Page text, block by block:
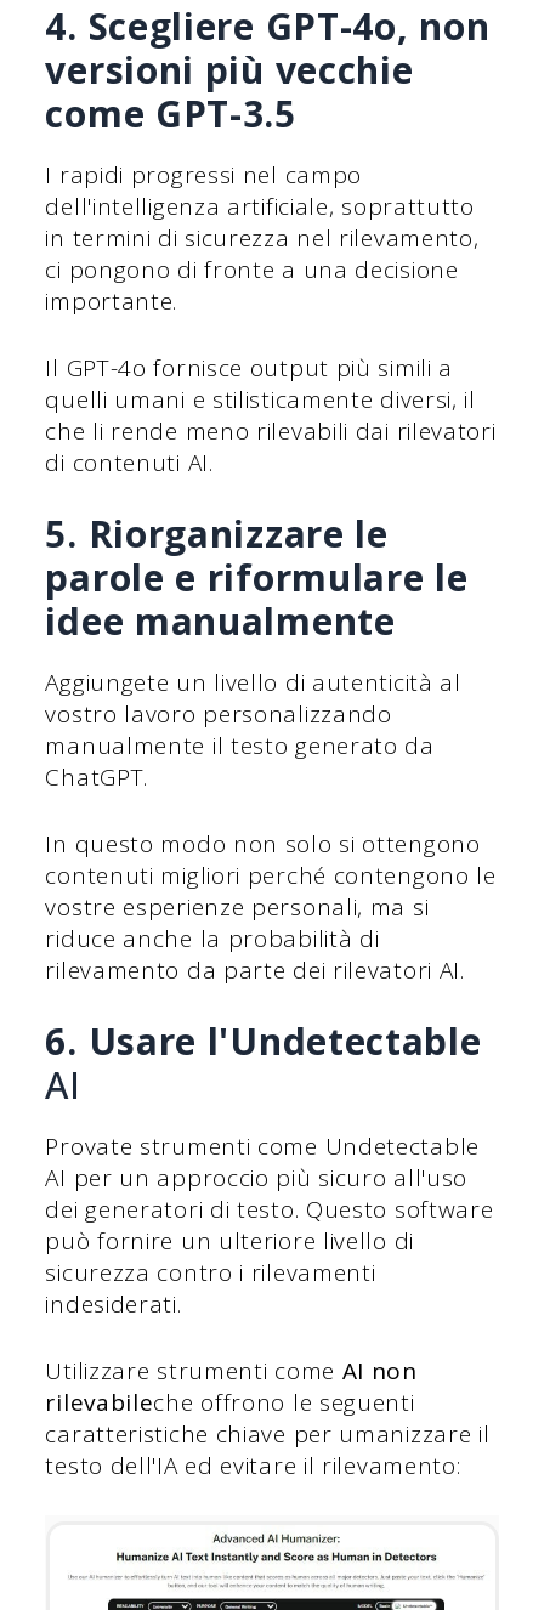
4. Scegliere GPT-4o, non
versioni più vecchie
come GPT-3.5
I rapidi progressi nel campo
dell'intelligenza artificiale, soprattutto
in termini di sicurezza nel rilevamento,
ci pongono di fronte a una decisione
importante.
Il GPT-4o fornisce output più simili a
quelli umani e stilisticamente diversi, il
che li rende meno rilevabili dai rilevatori
di contenuti AI.
5. Riorganizzare le
parole e riformulare le
idee manualmente
Aggiungete un livello di autenticità al
vostro lavoro personalizzando
manualmente il testo generato da
ChatGPT.
In questo modo non solo si ottengono
contenuti migliori perché contengono le
vostre esperienze personali, ma si
riduce anche la probabilità di
rilevamento da parte dei rilevatori AI.
6. Usare l'Undetectable
AI
Provate strumenti come Undetectable
AI per un approccio più sicuro all'uso
dei generatori di testo. Questo software
può fornire un ulteriore livello di
sicurezza contro i rilevamenti
indesiderati.
Utilizzare strumenti come AI non
rilevabileche offrono le seguenti
caratteristiche chiave per umanizzare il
testo dell'IA ed evitare il rilevamento: